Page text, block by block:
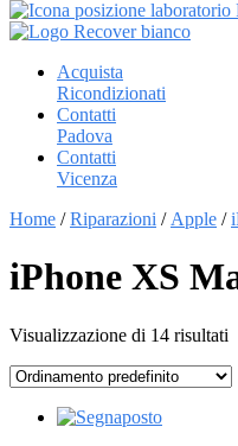
Vai
contenutoAcquista
Ricondizionati
Contatti
Padova
Contatti
Vicenza
Home /Riparazioni / Apple /
iPhone XS
Visualizzazione di 14 risultati